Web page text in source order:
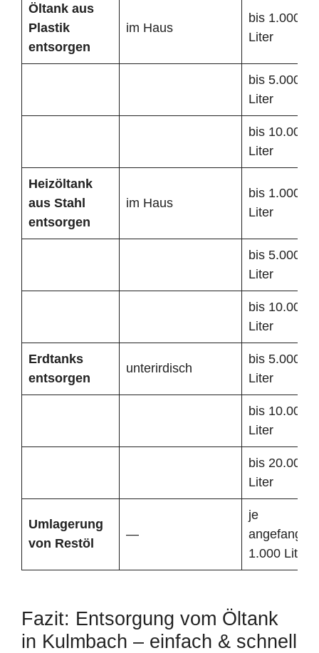
Öltank aus
Plastik
entsorgen
im Haus
bis 1.000
Liter
bis 5.000
Liter
bis 10.000
Liter
Heizöltank
aus Stahl
entsorgen
im Haus
bis 1.000
Liter
bis 5.000
Liter
bis 10.000
Liter
Erdtanks
entsorgen
unterirdisch
bis 5.000
Liter
bis 10.000
Liter
bis 20.000
Liter
Umlagerung
von Restöl
—
je
1.000 Liter
Fazit: Entsorgung vom Öltank
in Kulmbach – einfach & schnell